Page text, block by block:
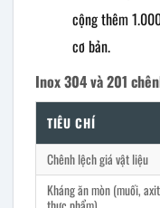
cộng thêm
cơ bản.
Inox 304 và 201
TIÊU CHÍ
Chênh lệch giá vật liệu
Kháng ăn mòn (muối, axit